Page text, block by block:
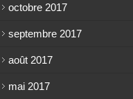
octobre 2017
septembre 2017
août 2017
mai 2017